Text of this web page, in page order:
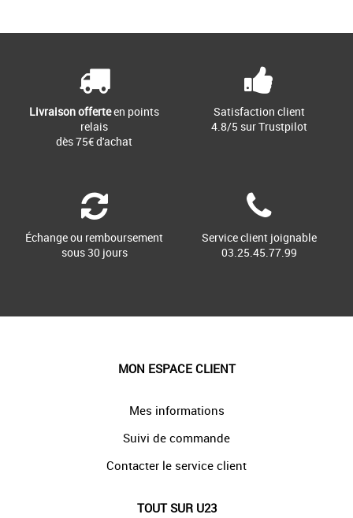
Livraison offerteen points
relais
dès 75€ d'achat
Satisfaction client
4.8/5 sur Trustpilot
Échange ou remboursement
sous 30 jours
Service client joignable
03.25.45.77.99
MON ESPACE CLIENT
Mes informations
Suivi de commande
Contacter le service client
TOUT SUR U23